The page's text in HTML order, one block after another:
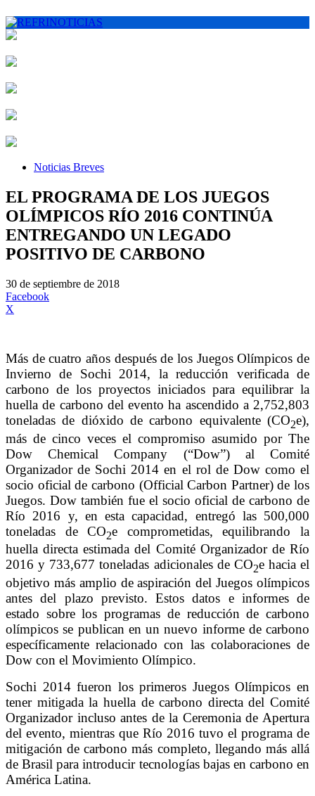
Noticias Breves
EL PROGRAMA DE LOS JUEGOS
OLÍMPICOS RÍO 2016 CONTINÚA
ENTREGANDO UN LEGADO
POSITIVO DE CARBONO
30 de septiembre de 2018
Facebook
X
Más de cuatro años después de los Juegos Olímpicos de
Invierno de Sochi 2014, la reducción verificada de
carbono de los proyectos iniciados para equilibrar la
huella de carbono del evento ha ascendido a 2,752,803
toneladas de dióxido de carbono equivalente (CO2e),
más de cinco veces el compromiso asumido por The
Dow Chemical Company (“Dow”) al Comité
Organizador de Sochi 2014 en el rol de Dow como el
socio oficial de carbono (Official Carbon Partner) de los
Juegos. Dow también fue el socio oficial de carbono de
Río 2016 y, en esta capacidad, entregó las 500,000
toneladas de CO2e comprometidas, equilibrando la
huella directa estimada del Comité Organizador de Río
2016 y 733,677 toneladas adicionales de CO2e hacia el
objetivo más amplio de aspiración del Juegos olímpicos
antes del plazo previsto. Estos datos e informes de
estado sobre los programas de reducción de carbono
olímpicos se publican en un nuevo informe de carbono
específicamente relacionado con las colaboraciones de
Dow con el Movimiento Olímpico.
Sochi 2014 fueron los primeros Juegos Olímpicos en
tener mitigada la huella de carbono directa del Comité
Organizador incluso antes de la Ceremonia de Apertura
del evento, mientras que Río 2016 tuvo el programa de
mitigación de carbono más completo, llegando más allá
de Brasil para introducir tecnologías bajas en carbono en
América Latina.